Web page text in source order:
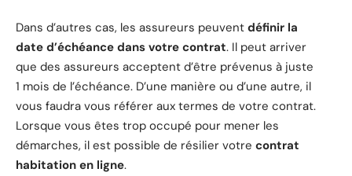
Dans d’autres cas, les assureurs peuvent définir la
date d’échéance dans votre contrat. Il peut arriver
que des assureurs acceptent d’être prévenus à juste
1 mois de l’échéance. D’une manière ou d’une autre, il
vous faudra vous référer aux termes de votre contrat.
Lorsque vous êtes trop occupé pour mener les
démarches, il est possible de résilier votre contrat
habitation en ligne.